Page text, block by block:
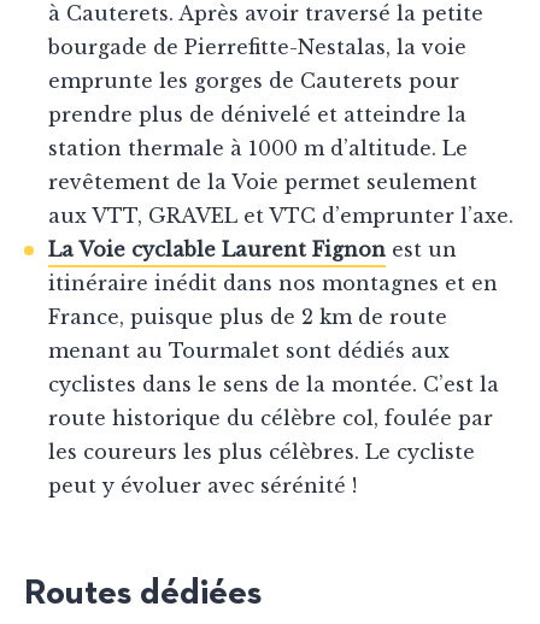
à Cauterets. Après avoir traversé la petite
bourgade de Pierrefitte-Nestalas, la voie
emprunte les gorges de Cauterets pour
prendre plus de dénivelé et atteindre la
station thermale à 1000 m d’altitude. Le
revêtement de la Voie permet seulement
aux VTT, GRAVEL et VTC d’emprunter l’axe.
La Voie cyclable Laurent Fignon est un
itinéraire inédit dans nos montagnes et en
France, puisque plus de 2 km de route
menant au Tourmalet sont dédiés aux
cyclistes dans le sens de la montée. C’est la
route historique du célèbre col, foulée par
les coureurs les plus célèbres. Le cycliste
peut y évoluer avec sérénité !
Routes dédiées